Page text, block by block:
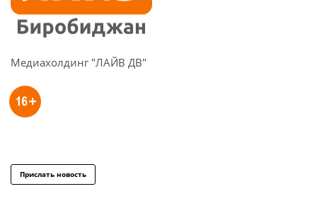
Медиахолдинг "ЛАЙВ ДВ"
Прислать новость